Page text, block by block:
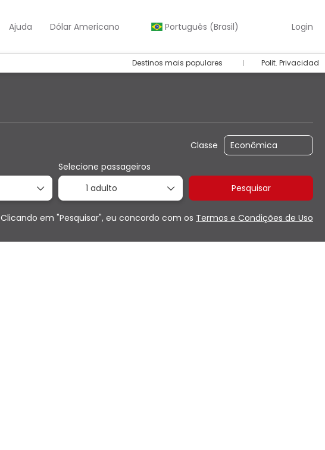
Ajuda Dólar Americano Português (Brasil) Login
Destinos mais populares Polit. Privacidad
Classe
Selecione passageiros
1 adulto
Pesquisar
Clicando em "Pesquisar", eu concordo com os Termos e Condições de Uso